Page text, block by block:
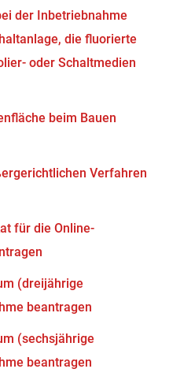
der Inbetriebnahme
die fluorierte
oder Schaltmedien
beim Bauen
Verfahren
für die Online-
(dreijährige
beantragen
(sechsjährige
beantragen